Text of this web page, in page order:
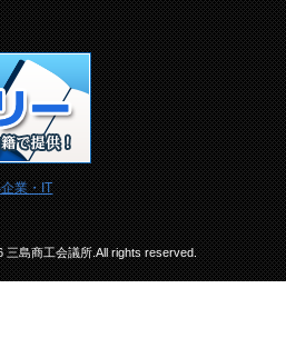
三島商工会議所.All rights reserved.